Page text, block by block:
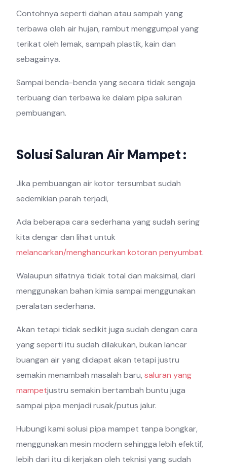
Contohnya seperti dahan atau sampah yang
terbawa oleh air hujan, rambut menggumpal yang
terikat oleh lemak, sampah plastik, kain dan
sebagainya.
Sampai benda-benda yang secara tidak sengaja
terbuang dan terbawa ke dalam pipa saluran
pembuangan.
Solusi Saluran Air Mampet :
Jika pembuangan air kotor tersumbat sudah
sedemikian parah terjadi,
Ada beberapa cara sederhana yang sudah sering
kita dengar dan lihat untuk
melancarkan/menghancurkan kotoran penyumbat.
Walaupun sifatnya tidak total dan maksimal, dari
menggunakan bahan kimia sampai menggunakan
peralatan sederhana.
Akan tetapi tidak sedikit juga sudah dengan cara
yang seperti itu sudah dilakukan, bukan lancar
buangan air yang didapat akan tetapi justru
semakin menambah masalah baru, saluran yang
mampetjustru semakin bertambah buntu juga
sampai pipa menjadi rusak/putus jalur.
Hubungi kami solusi pipa mampet tanpa bongkar,
menggunakan mesin modern sehingga lebih efektif,
lebih dari itu di kerjakan oleh teknisi yang sudah